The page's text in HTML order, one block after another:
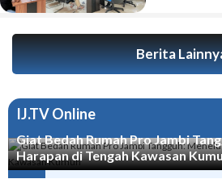
Berita
IJ.TV Online
Giat Bedah Rumah Pro Jambi
Harapan di Tengah Kawasan